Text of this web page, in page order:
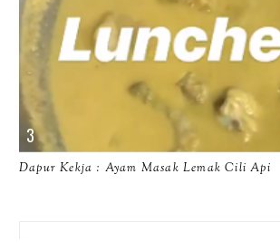
Dapur Kekja : Ayam Masak Lemak Cili Api